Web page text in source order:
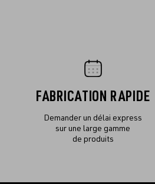
FABRICATION RAPIDE
Demander un délai express
sur une large gamme
de produits